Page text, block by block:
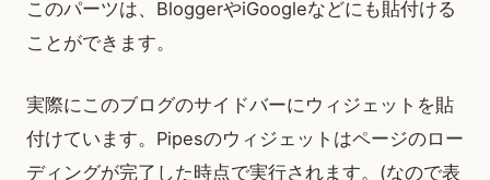
このパーツは、BloggerやiGoogleなどにも貼付ける
ことができます。
実際にこのブログのサイドバーにウィジェットを貼
付けています。Pipesのウィジェットはページのロー
ディングが完了した時点で実行されます。(なので表